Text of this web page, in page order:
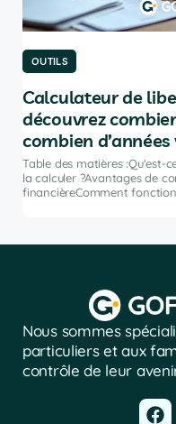
OUTILS
Calculateur de
découvrez
combien
Table des matières :Qu'est-
la calculer ?Avantages de
financièreComment
Nous sommes
particuliers et aux
contrôle de leur